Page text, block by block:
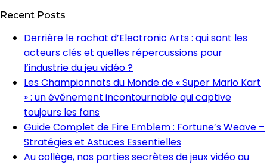
Recent Posts
Derrière le rachat d’Electronic Arts : qui sont les
acteurs clés et quelles répercussions pour
l’industrie du jeu vidéo ?
Les Championnats du Monde de « Super Mario Kart
» : un événement incontournable qui captive
toujours les fans
Guide Complet de Fire Emblem : Fortune’s Weave –
Stratégies et Astuces Essentielles
Au collège, nos parties secrètes de jeux vidéo au